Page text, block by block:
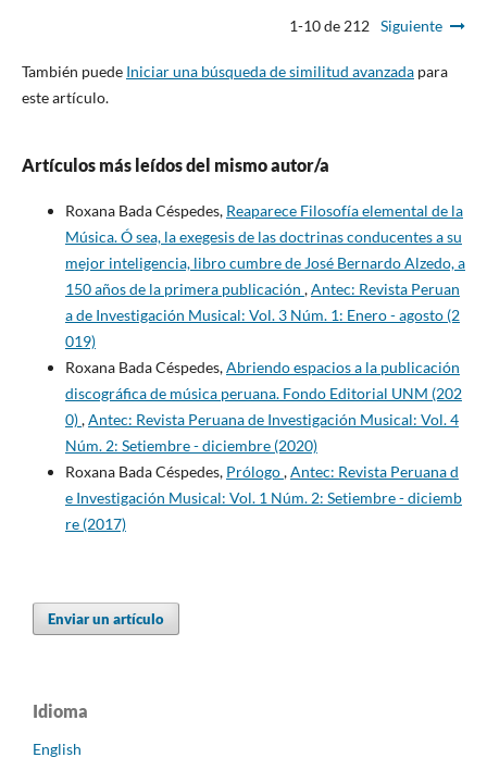
1-10 de 212 Siguiente
También puede Iniciar una búsqueda de similitud avanzadapara
este artículo.
Artículos más leídos del mismo autor/a
Roxana Bada Céspedes, Reaparece Filosofía elemental de la
Música. Ó sea, la exegesis de las doctrinas conducentes a su
mejor inteligencia, libro cumbre de José Bernardo Alzedo, a
150 años de la primera publicación ,Antec: Revista Peruan
a de Investigación Musical: Vol. 3 Núm. 1: Enero - agosto (2
019)
Roxana Bada Céspedes,Abriendo espacios a la publicación
discográfica de música peruana. Fondo Editorial UNM (202
0),Antec: Revista Peruana de Investigación Musical: Vol. 4
Núm. 2: Setiembre - diciembre (2020)
Roxana Bada Céspedes, Prólogo,Antec: Revista Peruana d
e Investigación Musical: Vol. 1 Núm. 2: Setiembre - diciemb
re (2017)
Enviar un artículo
Idioma
English